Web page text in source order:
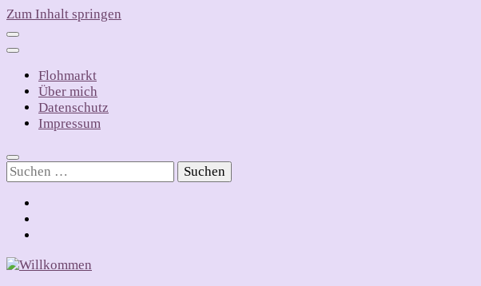
Zum Inhalt springen
Flohmarkt
Über mich
Datenschutz
Impressum
Suchen
nach: